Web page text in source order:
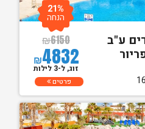
+ 2 ילדים ע"ב
₪6150
₪4832
21%
הנחה
זוג, ל-3 לילות
פרטים